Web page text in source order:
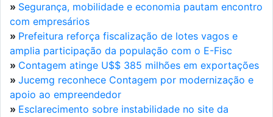
» Segurança, mobilidade e economia pautam encontro
com empresários
» Prefeitura reforça fiscalização de lotes vagos e
amplia participação da população com o E-Fisc
» Contagem atinge U$$ 385 milhões em exportações
» Jucemg reconhece Contagem por modernização e
apoio ao empreendedor
» Esclarecimento sobre instabilidade no site da